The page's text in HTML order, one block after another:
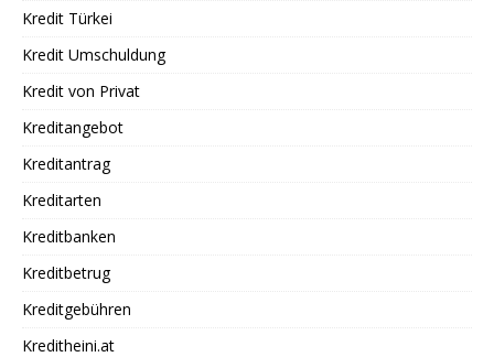
Kredit Türkei
Kredit Umschuldung
Kredit von Privat
Kreditangebot
Kreditantrag
Kreditarten
Kreditbanken
Kreditbetrug
Kreditgebühren
Kreditheini.at